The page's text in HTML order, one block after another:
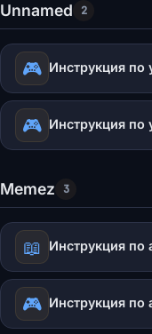
Unnamed 2
🎮 Инструкция по
🎮 Инструкция по
Memez 3
📖 Инструкция по
🎮 Инструкция по